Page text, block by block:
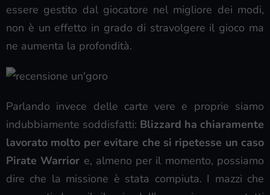
essere gestito dal giocatore nel migliore dei modi,
non è un effetto in grado di stravolgere il gioco ma
ne aumenta la profondità.
Parlando invece delle carte vere e proprie siamo
indubbiamente soddisfatti: Blizzard ha chiaramente
lavorato molto per evitare che si ripetesse un caso
Pirate Warrior e, almeno per il momento, possiamo
dire che la missione è stata compiuta. I mazzi che